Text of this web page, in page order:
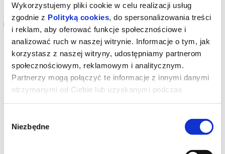
Wykorzystujemy pliki cookie w celu realizacji usług
zgodnie z Polityką cookies , do spersonalizowania treści
i reklam, aby oferować funkcje społecznościowe i
analizować ruch w naszej witrynie. Informacje o tym, jak
korzystasz z naszej witryny, udostępniamy partnerom
społecznościowym, reklamowym i analitycznym.
Partnerzy mogą połączyć te informacje z innymi danymi
otrzymanymi od Ciebie lub uzyskanymi podczas
zgody
Niezbędne
Wydarzenia odbywające się w
obiekcie
Sortowanie